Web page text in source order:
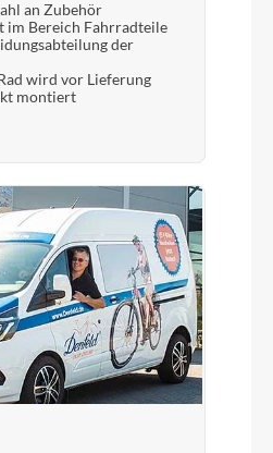
an Zubehör
im Bereich Fahrradteile
der
wird vor Lieferung
montiert